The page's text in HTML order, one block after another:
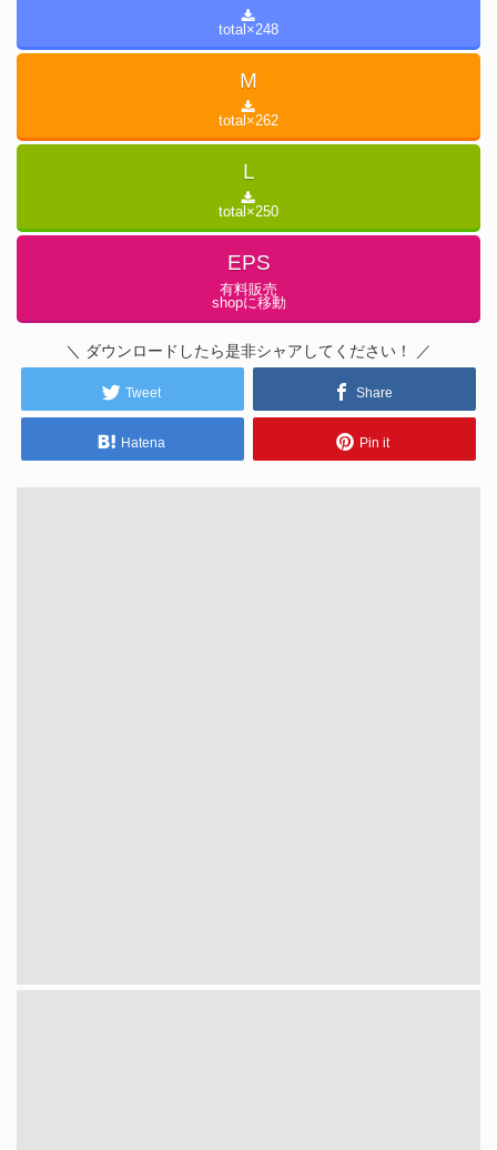
total×248
M
total×262
L
total×250
EPS
有料販売
shopに移動
＼ ダウンロードしたら是非シャアしてください！ ／
Tweet Share
Hatena Pin it